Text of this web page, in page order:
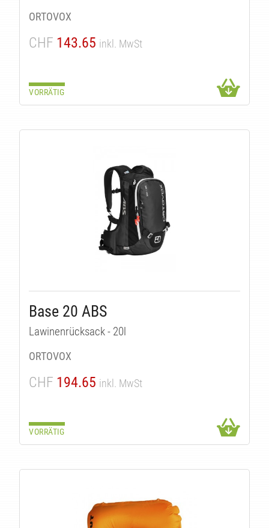
ORTOVOX
CHF 143.65 inkl. MwSt
VORRÄTIG
Base 20 ABS
Lawinenrücksack - 20l
ORTOVOX
CHF 194.65 inkl. MwSt
VORRÄTIG